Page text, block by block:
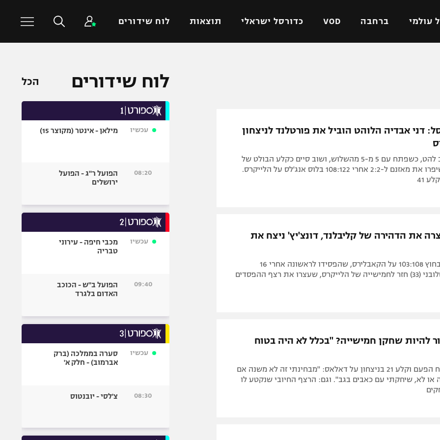
עולמי ברחבה VOD כדורסל ישראלי תוצאות לוח שידורים
ישראל
ליגה איטלקית
ליגות נוספות
הפועל ירושלים
כדורסל עולמי
כדורעף
ספורט אולימפי
היאבקות WWE
ספורט מוטורי
בייסבול MLB
גיימינג E-Sports
דני אבדיה הלוהט הוביל את פורטלנד לניצחון
הישראלי שוב להט, כשפתח עם 5 מ-5 מהשלוש, ושוב סיים כקלע הבולט של
הבלייזרס ששיפרו את מאזנם ל-2:2 אחרי 108:122 בלוס אנג'לס על הלייקרס.
41
את הדהירה של קליבלנד, דונצ'יץ' ניצח את
המג'יק גברו בחוץ 103:108 על הקאבלירס, שהפסידו לראשונה אחרי 16
שעצרו את רצף ההפסדים
להיות שחקן חמישייה? "בכלל לא היה בטוח
הישראלי פתח הפעם וקלע 21 בניצחון על דאלאס: "מבחינתי זה לא משנה אם
או לא, שיחקתי עם כאבים בגב". וגם: הרצף החיובי שנקטע לו
לוח שידורים הכל
עכשיו מילאן - אינטר (מקוצר 15)
08:20
הפועל ר"ג - הפועל
ירושלים
עכשיו
מכבי חיפה - עירוני
טבריה
09:40
הפועל ב"ש - הכוכב
האדום בלגרד
עכשיו
סערה בממלכה (ברק
אברמוב) - חלק א'
08:30 צ'לסי - יובנטוס